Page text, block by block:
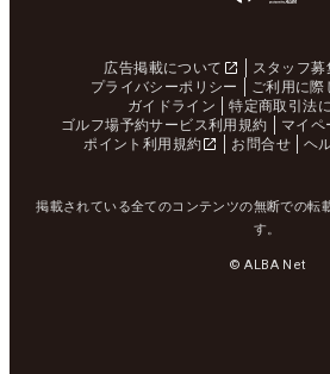
広告掲載について スタッフ募
プライバシーポリシー
ご利用に際
ガイドライン
特定商取引法
ゴルフ場予約サービス利用規約
マイペ
ポイント利用規約
お問合せ ヘ
掲載されている全てのコンテンツの無断での転
す。
© ALBA Net